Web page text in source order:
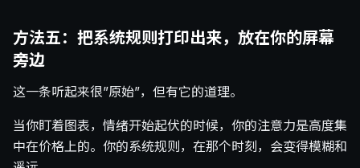
方法五：把系统规则打印出来，放在你的屏幕
旁边
这一条听起来很”原始”，但有它的道理。
当你盯着图表，情绪开始起伏的时候，你的注意力是高度集
中在价格上的。你的系统规则，在那个时刻，会变得模糊和